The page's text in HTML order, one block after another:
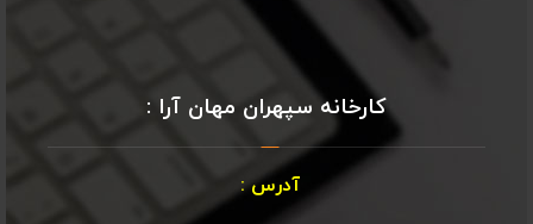
کارخانه سپهران مهان آرا :
آدرس :